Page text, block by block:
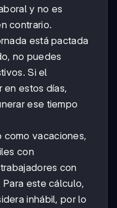
y no es
contrario.
está pactada
no puedes
Si el
en estos días,
ese tiempo
como vacaciones,
con
con
este cálculo,
inhábil, por lo